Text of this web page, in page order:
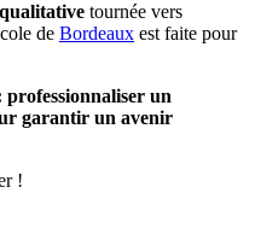
tournée vers
de Bordeaux est faite pour
professionnaliser un
garantir un avenir
!